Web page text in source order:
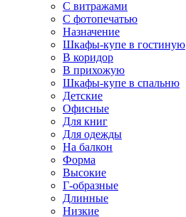
С витражами
С фотопечатью
Назначение
Шкафы-купе в гостиную
В коридор
В прихожую
Шкафы-купе в спальню
Детские
Офисные
Для книг
Для одежды
На балкон
Форма
Высокие
Г-образные
Длинные
Низкие